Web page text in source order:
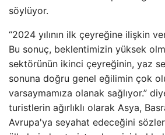
söylüyor.
“2024 yılının ilk çeyreğine ilişkin
Bu sonuç, beklentimizin yüksek
sektörünün ikinci çeyreğinin, yaz
sonuna doğru genel eğilimin çok
varsaymamıza olanak sağlıyor.”
turistlerin ağırlıklı olarak Asya,
Avrupa'ya seyahat edeceğini